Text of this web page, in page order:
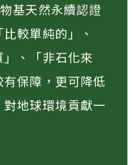
基天然永續認證
較單純的」、
」、「非石化來
保障，更可降低
地球環境貢獻一